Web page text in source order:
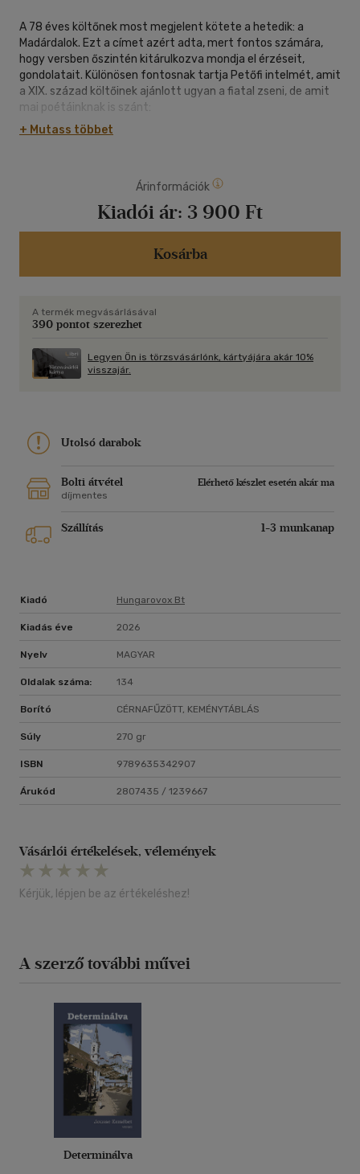
A 78 éves költőnek most megjelent kötete a hetedik: a
Madárdalok. Ezt a címet azért adta, mert fontos számára,
hogy versben őszintén kitárulkozva mondja el érzéseit,
gondolatait. Különösen fontosnak tartja Petőfi intelmét, amit
a XIX. század költőinek ajánlott ugyan a fiatal zseni, de amit
mai poétáinknak is szánt:
Ne fogjon senki könnyelműen
Ki most kezébe lantot vesz...
Jousse így kezdi a kötetben a Kimondom, ha kell! című versét:
"Ne fogjon senki könnyelműen!"
Tudatában van tehát a költő felelősségének és ehhez tartja
magát. Közéleti költő.
Udvarhelyi András
+ Mutass többet
Árinformációk
Kiadói ár: 3 900 Ft
Kosárba
A termék megvásárlásával
390 pontot szerezhet
Legyen Ön is törzsvásárlónk, kártyájára akár 10%
visszajár.
Utolsó darabok
Bolti átvétel
Elérhető készlet esetén akár ma
díjmentes
Szállítás 1-3 munkanap
Kiadó Hungarovox Bt
Kiadás éve 2026
Nyelv MAGYAR
Oldalak száma: 134
Borító CÉRNAFŰZÖTT, KEMÉNYTÁBLÁS
Súly 270 gr
ISBN 9789635342907
Árukód 2807435 / 1239667
Vásárlói értékelések, vélemények
Kérjük, lépjen be az értékeléshez!
A szerző további művei
Determinálva